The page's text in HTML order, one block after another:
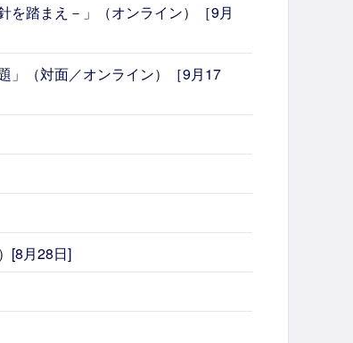
を踏まえ－」（オンライン）［9月
」（対面／オンライン）［9月17
[8月28日]